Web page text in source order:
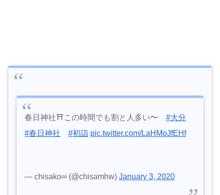
春日神社⛩この時間でも割と人多い〜 #大分
#春日神社
#初詣 pic.twitter.com/LaHMoJfEHf
— chisako∞ (@chisamhw) January 3, 2020